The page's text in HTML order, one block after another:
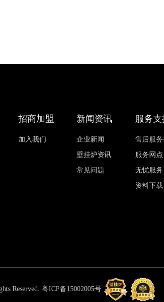
招商加盟
加入我们
新闻资讯
企业新闻
壁挂炉资讯
常见问题
服务支
售后服
服务网点
无忧服务
资料下载
Reserved. 粤ICP备15002005号